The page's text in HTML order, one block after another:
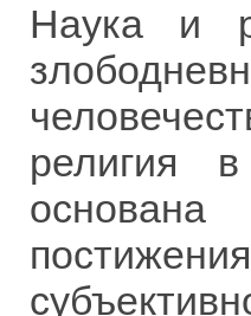
Наука и
религия